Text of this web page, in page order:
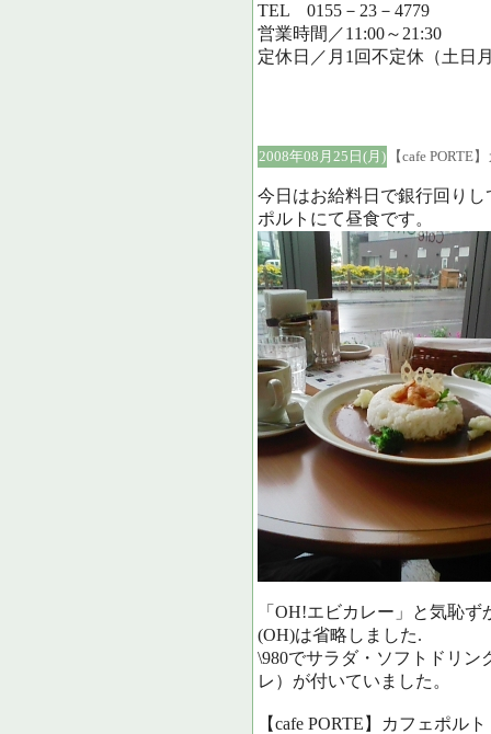
TEL 0155－23－4779
営業時間／11:00～21:30
定休日／月1回不定休（土日
2008年08月25日(月) 【cafe PORTE
今日はお給料日で銀行回りし
ポルトにて昼食です。
「OH!エビカレー」と気恥
(OH)は省略しました.
\980でサラダ・ソフトドリ
レ）が付いていました。
【cafe PORTE】カフェポルト